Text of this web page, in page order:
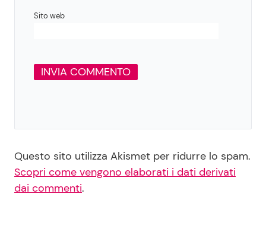
Sito web
Questo sito utilizza Akismet per ridurre lo spam.
Scopri come vengono elaborati i dati derivati
dai commenti.